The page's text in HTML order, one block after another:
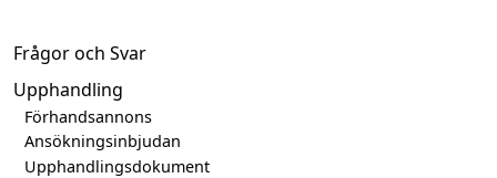
Frågor och Svar
Upphandling
Förhandsannons
Ansökningsinbjudan
Upphandlingsdokument